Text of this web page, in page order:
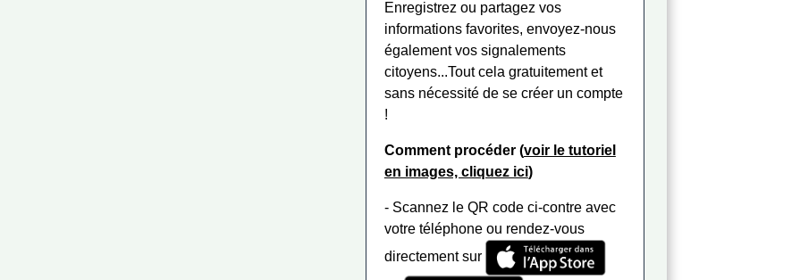
Enregistrez ou partagez vos
informations favorites, envoyez-nous
également vos signalements
citoyens...Tout cela gratuitement et
sans nécessité de se créer un compte
!
Comment procéder (voir le tutoriel
en images, cliquez ici)
- Scannez le QR code ci-contre avec
votre téléphone ou rendez-vous
directement sur